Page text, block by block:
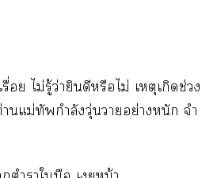
อย ไม่รู้ว่ายินดีหรือไม่ เหตุเกิดช่วง
นแม่ทัพกำลังวุ่นวายอย่างหนัก จำ